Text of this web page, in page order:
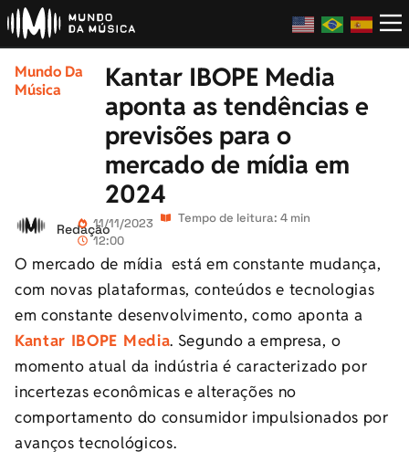
Mundo Da
Música
Kantar IBOPE Media
aponta as tendências e
previsões para o
mercado de mídia em
2024
Redação11/11/2023
12:00
Tempo de leitura: 4 min
O mercado de mídia está em constante mudança,
com novas plataformas, conteúdos e tecnologias
em constante desenvolvimento, como aponta a
Kantar IBOPE Media. Segundo a empresa, o
momento atual da indústria é caracterizado por
incertezas econômicas e alterações no
comportamento do consumidor impulsionados por
avanços tecnológicos.